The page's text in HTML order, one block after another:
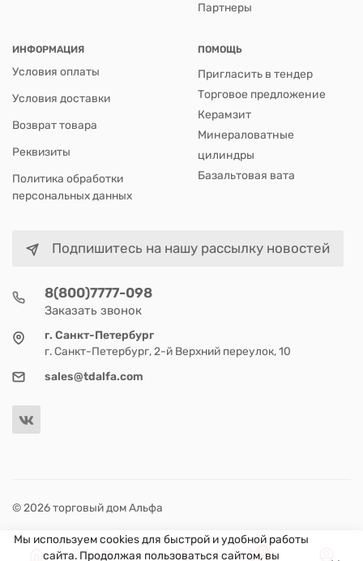
Партнеры
ИНФОРМАЦИЯ
Условия оплаты
Условия доставки
Возврат товара
Реквизиты
Политика обработки
персональных данных
ПОМОЩЬ
Пригласить в тендер
Торговое предложение
Керамзит
Минераловатные
цилиндры
Базальтовая вата
Подпишитесь на нашу рассылку новостей
8(800)7777-098
Заказать звонок
г. Санкт-Петербург
г. Санкт-Петербург, 2-й Верхний переулок, 10
sales@tdalfa.com
© 2026 торговый дом Альфа
Мы используем cookies для быстрой и удобной работы
сайта. Продолжая пользоваться сайтом, вы
0